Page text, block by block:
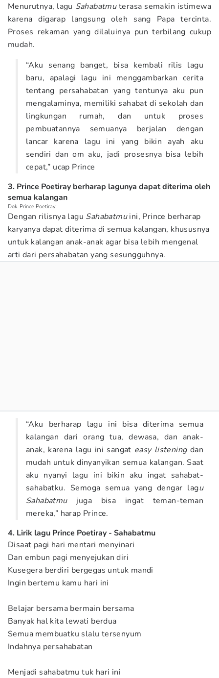
Menurutnya, lagu Sahabatmuterasa semakin istimewa
karena digarap langsung oleh sang Papa tercinta.
Proses rekaman yang dilaluinya pun terbilang cukup
mudah.
“Aku senang banget, bisa kembali rilis lagu
baru, apalagi lagu ini menggambarkan cerita
tentang persahabatan yang tentunya aku pun
mengalaminya, memiliki sahabat di sekolah dan
lingkungan rumah, dan untuk proses
pembuatannya semuanya berjalan dengan
lancar karena lagu ini yang bikin ayah aku
sendiri dan om aku, jadi prosesnya bisa lebih
cepat,” ucap Prince
3. Prince Poetiray berharap lagunya dapat diterima oleh
semua kalangan
Dok. Prince Poetiray
Dengan rilisnya lagu Sahabatmuini, Prince berharap
karyanya dapat diterima di semua kalangan, khususnya
untuk kalangan anak-anak agar bisa lebih mengenal
arti dari persahabatan yang sesungguhnya.
“Aku berharap lagu ini bisa diterima semua
kalangan dari orang tua, dewasa, dan anak-
anak, karena lagu ini sangat easy listeningdan
mudah untuk dinyanyikan semua kalangan. Saat
aku nyanyi lagu ini bikin aku ingat sahabat-
sahabatku. Semoga semua yang dengar lagu
Sahabatmujuga bisa ingat teman-teman
mereka,” harap Prince.
4. Lirik lagu Prince Poetiray - Sahabatmu
Disaat pagi hari mentari menyinari
Dan embun pagi menyejukan diri
Kusegera berdiri bergegas untuk mandi
Ingin bertemu kamu hari ini
Belajar bersama bermain bersama
Banyak hal kita lewati berdua
Semua membuatku slalu tersenyum
Indahnya persahabatan
Menjadi sahabatmu tuk hari ini